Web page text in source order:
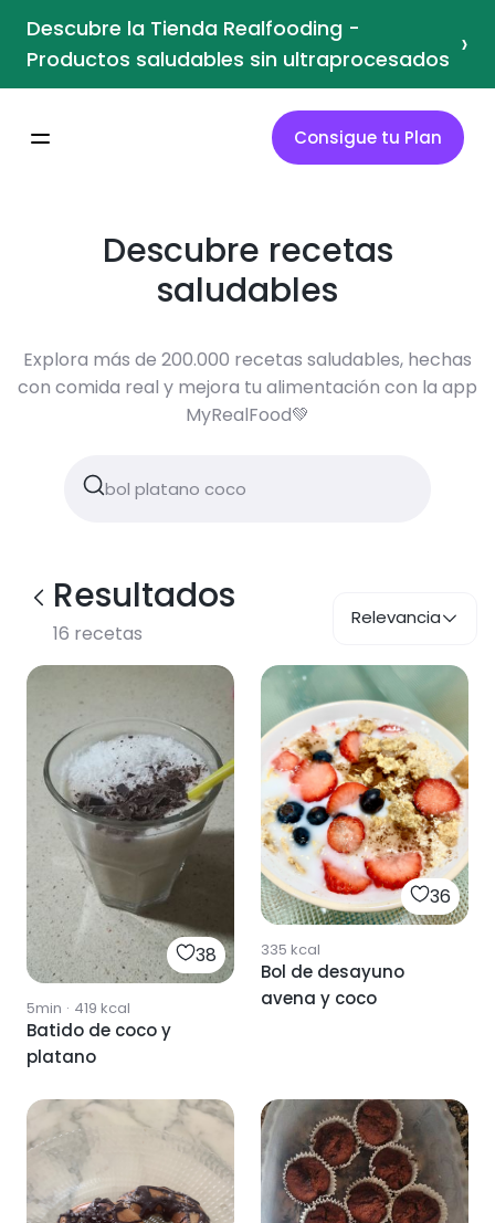
Descubre la Tienda Realfooding -
Productos saludables sin ultraprocesados ›
Consigue tu Plan
Descubre recetas
saludables
Explora más de 200.000 recetas saludables, hechas
con comida real y mejora tu alimentación con la app
MyRealFood💚
Resultados
16 recetas
Relevancia
38
5min · 419 kcal
Batido de coco y
platano
36
335 kcal
Bol de desayuno
avena y coco